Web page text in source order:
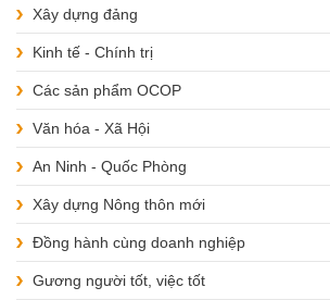
Xây dựng đảng
Kinh tế - Chính trị
Các sản phẩm OCOP
Văn hóa - Xã Hội
An Ninh - Quốc Phòng
Xây dựng Nông thôn mới
Đồng hành cùng doanh nghiệp
Gương người tốt, việc tốt